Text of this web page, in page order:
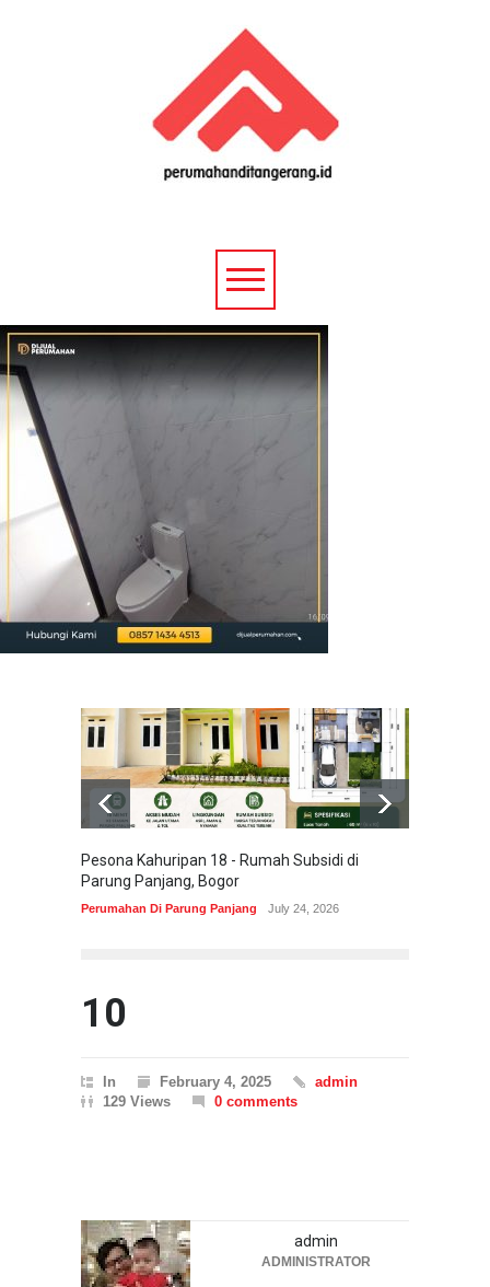
Pesona Kahuripan 18 - Rumah Subsidi di
Parung Panjang, Bogor
Perumahan Di Parung Panjang July 24, 2026
10
In February 4, 2025
admin
129 Views
0 comments
admin
ADMINISTRATOR